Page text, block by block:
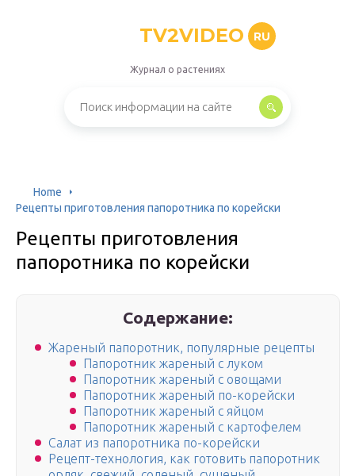
TV2VIDEO RU
Журнал о растениях
Home
Рецепты приготовления папоротника по корейски
Рецепты приготовления
папоротника по корейски
Содержание:
Жареный папоротник, популярные рецепты
Папоротник жареный с луком
Папоротник жареный с овощами
Папоротник жареный по-корейски
Папоротник жареный с яйцом
Папоротник жареный с картофелем
Салат из папоротника по-корейски
Рецепт-технология, как готовить папоротник